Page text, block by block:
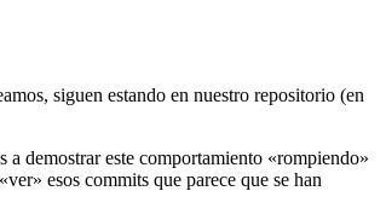
siguen estando en nuestro repositorio (en
demostrar este comportamiento «rompiendo»
esos commits que parece que se han